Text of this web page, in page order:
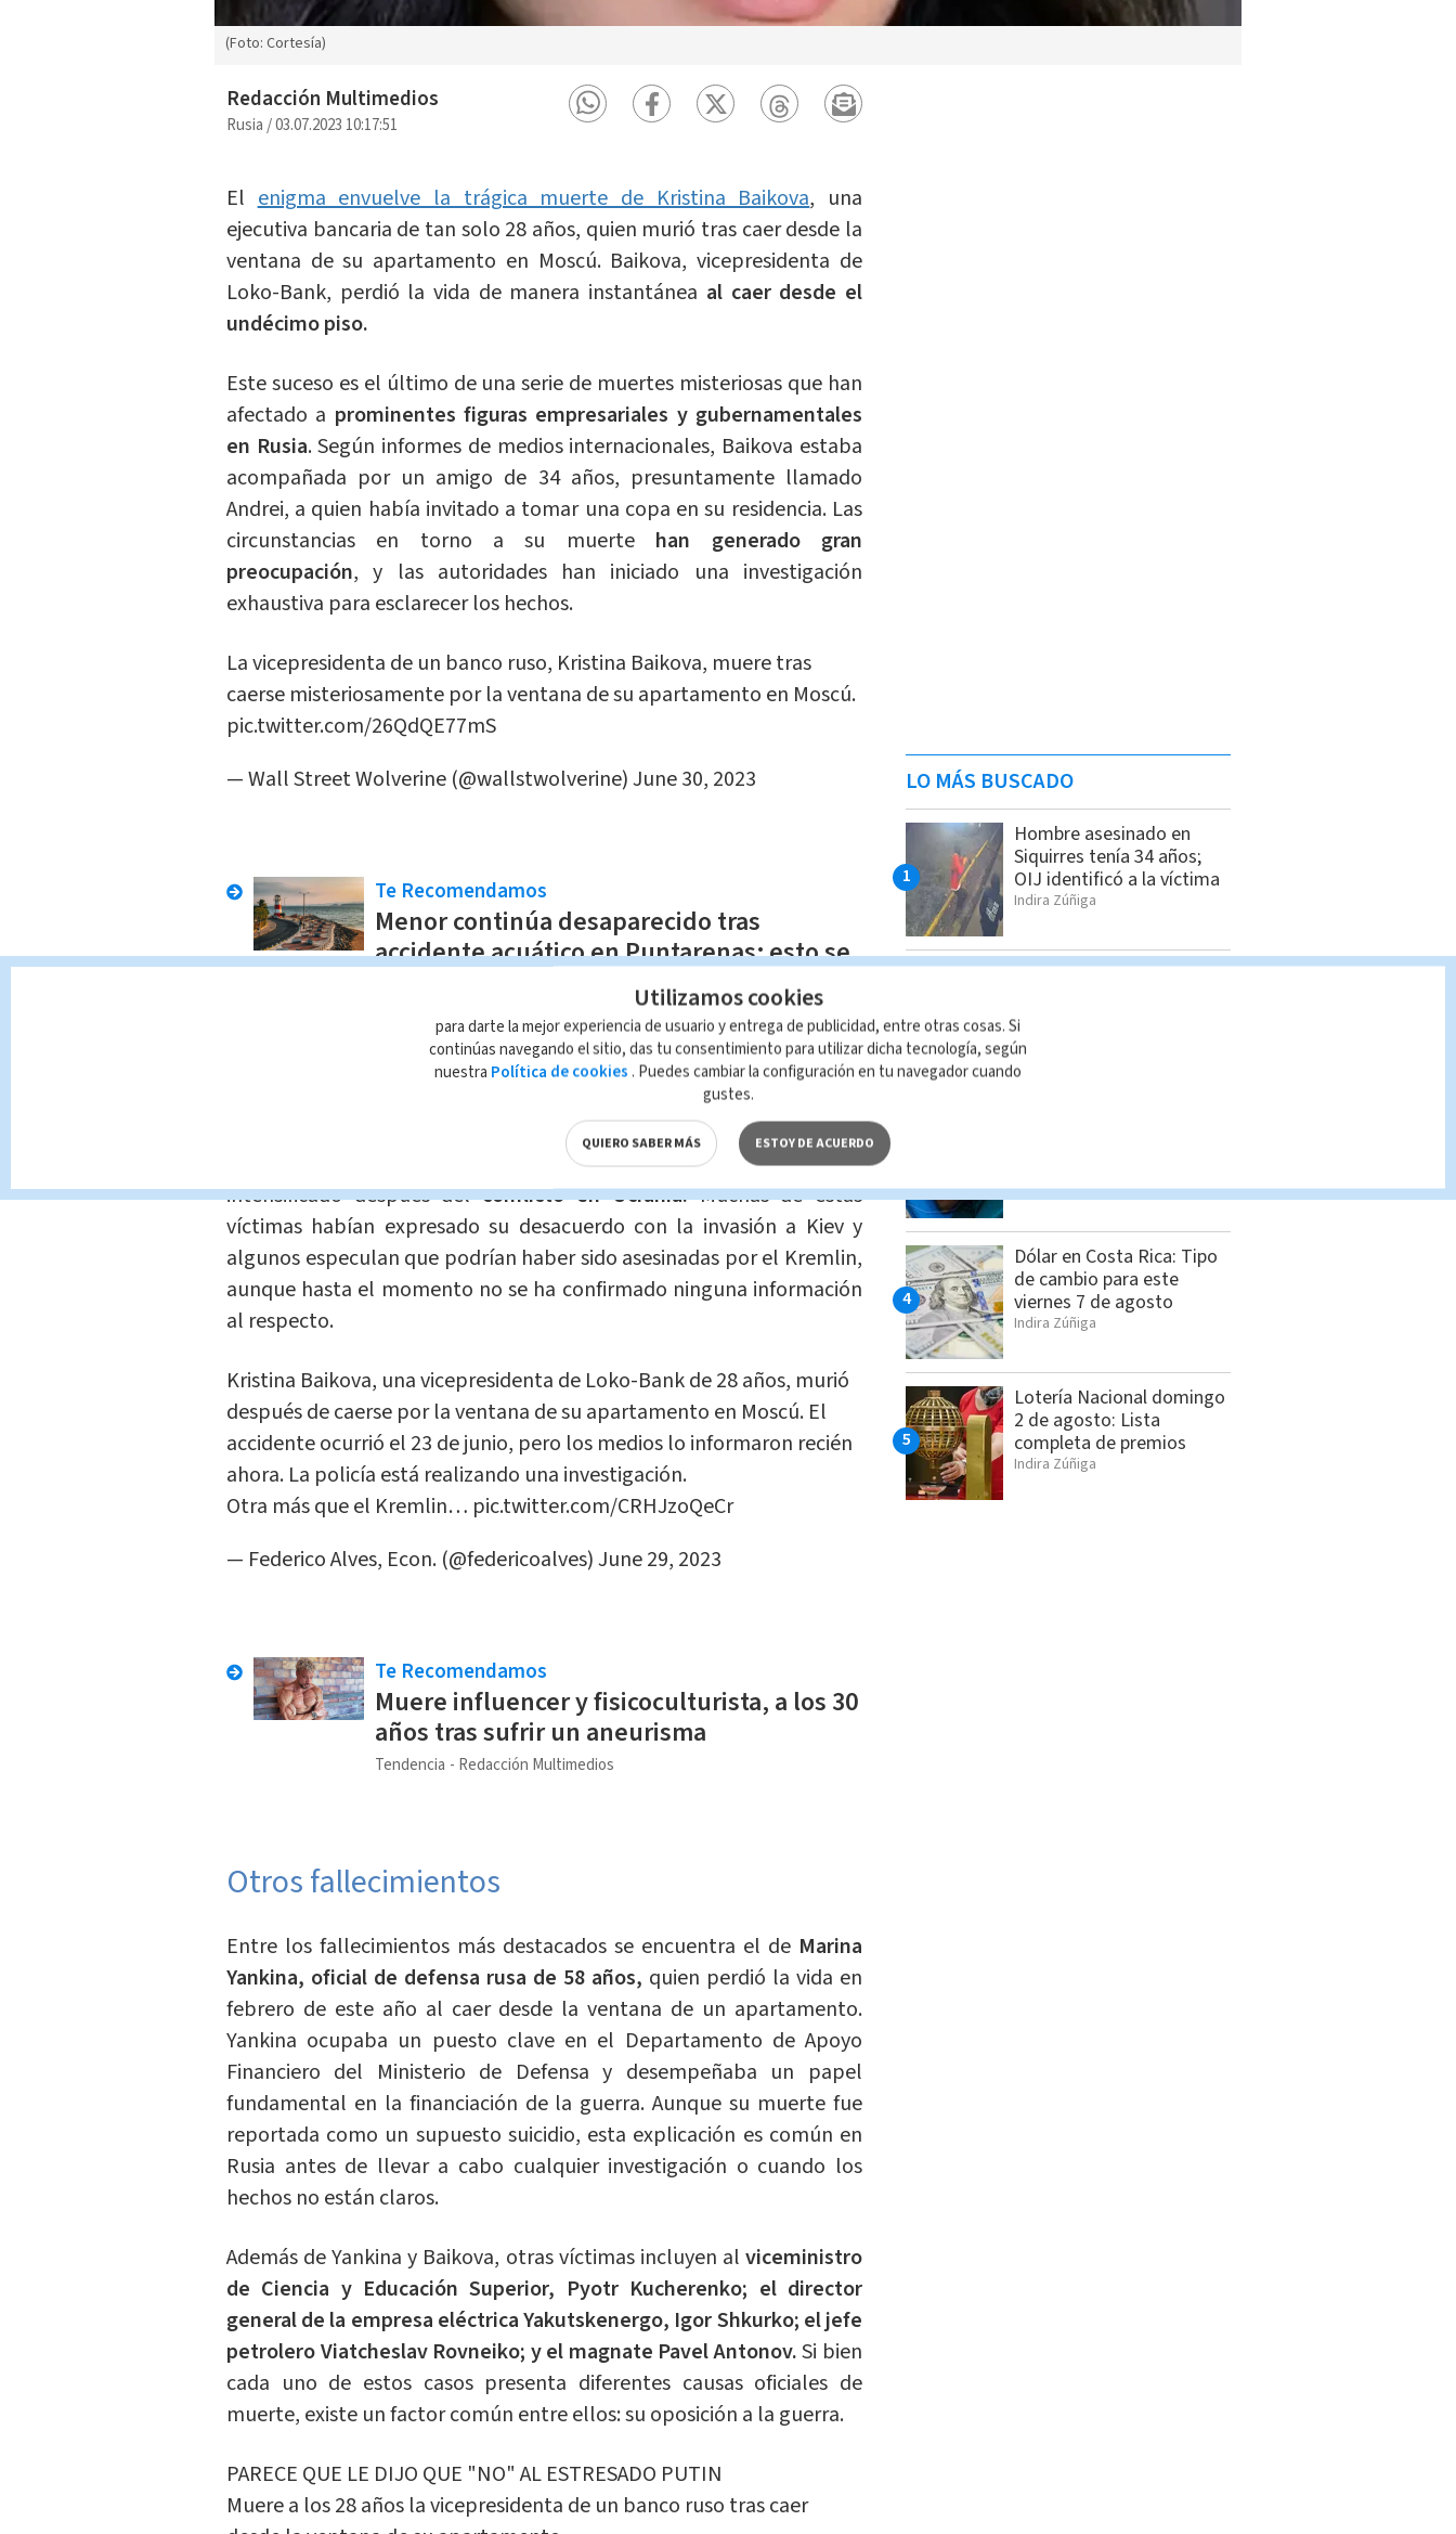
(Foto: Cortesía)
Redacción Multimedios
Rusia/03.07.2023 10:17:51
Elenigma envuelve la trágica muerte de Kristina Baikova, una
ejecutiva bancaria de tan solo 28 años, quien murió tras caer desde la
ventana de su apartamento en Moscú. Baikova, vicepresidenta de
Loko-Bank, perdió la vida de manera instantánea al caer desde el
undécimo piso.
Este suceso es el último de una serie de muertes misteriosas que han
afectado a prominentes figuras empresariales y gubernamentales
en Rusia. Según informes de medios internacionales, Baikova estaba
acompañada por un amigo de 34 años, presuntamente llamado
Andrei, a quien había invitado a tomar una copa en su residencia. Las
circunstancias en torno a su muerte han generado gran
preocupación, y las autoridades han iniciado una investigación
exhaustiva para esclarecer los hechos.
La vicepresidenta de un banco ruso, Kristina Baikova, muere tras
caerse misteriosamente por la ventana de su apartamento en Moscú.
pic.twitter.com/26QdQE77mS
— Wall Street Wolverine (@wallstwolverine)June 30, 2023
Te Recomendamos
Menor continúa desaparecido tras
accidente acuático en Puntarenas; esto se
Alonso Ramírez
Durante los últimos meses, se han registrado varios "suicidios" y
"muertes repentinas" en la élite rusa, una tendencia que se ha
intensificado después delconflicto en Ucrania.Muchas de estas
víctimas habían expresado su desacuerdo con la invasión a Kiev y
algunos especulan que podrían haber sido asesinadas por el Kremlin,
aunque hasta el momento no se ha confirmado ninguna información
al respecto.
Kristina Baikova, una vicepresidenta de Loko-Bank de 28 años, murió
después de caerse por la ventana de su apartamento en Moscú. El
accidente ocurrió el 23 de junio, pero los medios lo informaron recién
ahora. La policía está realizando una investigación.
Otra más que el Kremlin… pic.twitter.com/CRHJzoQeCr
— Federico Alves, Econ. (@federicoalves)June 29, 2023
Te Recomendamos
Muere influencer y fisicoculturista, a los 30
años tras sufrir un aneurisma
Tendencia Redacción Multimedios
Otros fallecimientos
Entre los fallecimientos más destacados se encuentra el de Marina
Yankina, oficial de defensa rusa de 58 años, quien perdió la vida en
febrero de este año al caer desde la ventana de un apartamento.
Yankina ocupaba un puesto clave en el Departamento de Apoyo
Financiero del Ministerio de Defensa y desempeñaba un papel
fundamental en la financiación de la guerra. Aunque su muerte fue
reportada como un supuesto suicidio, esta explicación es común en
Rusia antes de llevar a cabo cualquier investigación o cuando los
hechos no están claros.
Además de Yankina y Baikova, otras víctimas incluyen al viceministro
de Ciencia y Educación Superior, Pyotr Kucherenko; el director
general de la empresa eléctrica Yakutskenergo, Igor Shkurko; el jefe
petrolero Viatcheslav Rovneiko; y el magnate Pavel Antonov.Si bien
cada uno de estos casos presenta diferentes causas oficiales de
muerte, existe un factor común entre ellos: su oposición a la guerra.
PARECE QUE LE DIJO QUE "NO" AL ESTRESADO PUTIN
Muere a los 28 años la vicepresidenta de un banco ruso tras caer
LO MÁS BUSCADO
Hombre asesinado en
Siquirres tenía 34 años;
OIJ identificó a la víctima
Indira Zúñiga
Feria de empleo reunirá
San Pedro
Cristian Segura
Cristian Segura
Dólar en Costa Rica: Tipo
de cambio para este
viernes 7 de agosto
Indira Zúñiga
Lotería Nacional domingo
2 de agosto: Lista
completa de premios
Indira Zúñiga
Utilizamos cookies
para darte la mejor experiencia de usuario y entrega de publicidad, entre otras cosas. Si
continúas navegando el sitio, das tu consentimiento para utilizar dicha tecnología, según
nuestra Política de cookies . Puedes cambiar la configuración en tu navegador cuando
gustes.
QUIERO SABER MÁS ESTOY DE ACUERDO